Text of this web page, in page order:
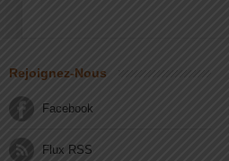
Rejoignez-Nous
Facebook
Flux RSS